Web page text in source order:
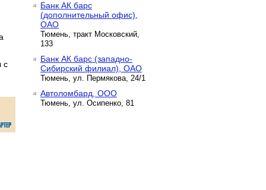
с
Банк АК барс
(дополнительный офис),
ОАО
Тюмень, тракт Московский,
133
Банк АК барс (западно-
Сибирский филиал), ОАО
Тюмень, ул. Пермякова, 24/1
Автоломбард, ООО
Тюмень, ул. Осипенко, 81